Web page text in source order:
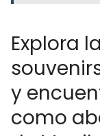
Explora
y
como